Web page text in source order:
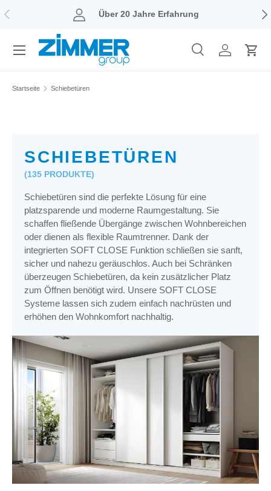
DIREKT ZUM INHALT
VORHERIGE Über 20 Jahre Erfahrung
SucheKonto
Startseite Schiebetüren
SCHIEBETÜREN
(135 PRODUKTE)
Schiebetüren sind die perfekte Lösung für eine
platzsparende und moderne Raumgestaltung. Sie
schaffen fließende Übergänge zwischen Wohnbereichen
oder dienen als flexible Raumtrenner. Dank der
integrierten SOFT CLOSE Funktion schließen sie sanft,
sicher und nahezu geräuschlos. Auch bei Schränken
überzeugen Schiebetüren, da kein zusätzlicher Platz
zum Öffnen benötigt wird. Unsere SOFT CLOSE
Systeme lassen sich zudem einfach nachrüsten und
erhöhen den Wohnkomfort nachhaltig.